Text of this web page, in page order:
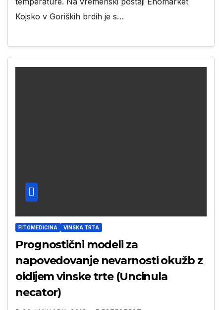
Kojsko v Goriških brdih je s…
FITOMEDICINA VINSKA TRTA
Prognostični modeli za
napovedovanje nevarnosti okužb z
oidijem vinske trte (Uncinula
necator)